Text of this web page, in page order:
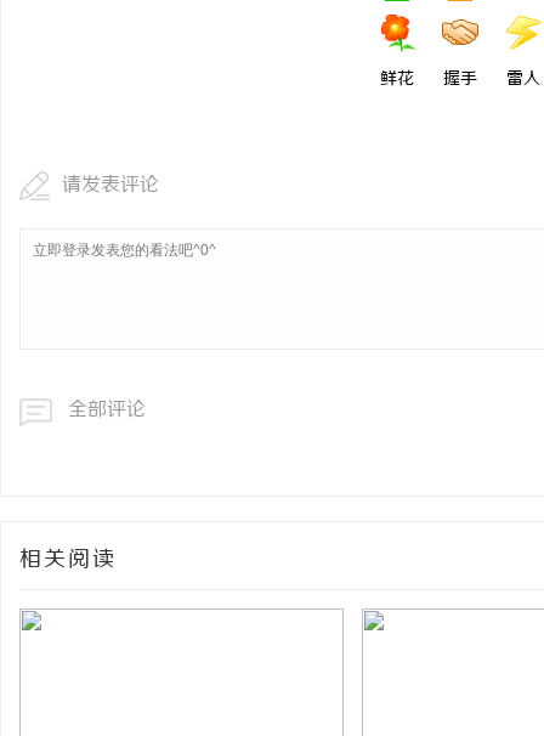
鲜花 握手 雷人
请发表评论
全部评论
相关阅读